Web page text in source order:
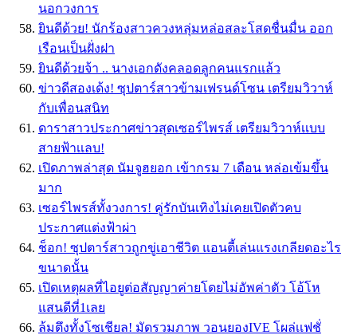
นอกวงการ
ยินดีด้วย! นักร้องสาวควงหลุ่มหล่อสละโสดชื่นมื่น ออก
เรือนเป็นฝั่งฝา
ยินดีด้วยจ้า .. นางเอกดังคลอดลูกคนแรกแล้ว
ข่าวดีสองเด้ง! ซุปตาร์สาวข้ามเฟรนด์โซน เตรียมวิวาห์
กับเพื่อนสนิท
ดาราสาวประกาศข่าวสุดเซอร์ไพรส์ เตรียมวิวาห์เเบบ
สายฟ้าเเลบ!
เปิดภาพล่าสุด นัมจูฮยอก เข้ากรม 7 เดือน หล่อเข้มขึ้น
มาก
เซอร์ไพรส์ทั้งวงการ! คู่รักบันเทิงไม่เคยเปิดตัวคบ
ประกาศแต่งฟ้าผ่า
ช็อก! ซุปตาร์สาวถูกขู่เอาชีวิต แอนตี้เล่นแรงเกลียดอะไร
ขนาดนั้น
เปิดเหตุผลที่ไอยูต่อสัญญาค่ายโดยไม่อัพค่าตัว โอ้โห
แสนดีที่1เลย
ล้มตึงทั้งโซเชียล! มัดรวมภาพ วอนยองIVE โผล่เเฟชั่